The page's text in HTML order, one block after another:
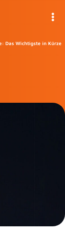
Das Wichtigste in Kürze